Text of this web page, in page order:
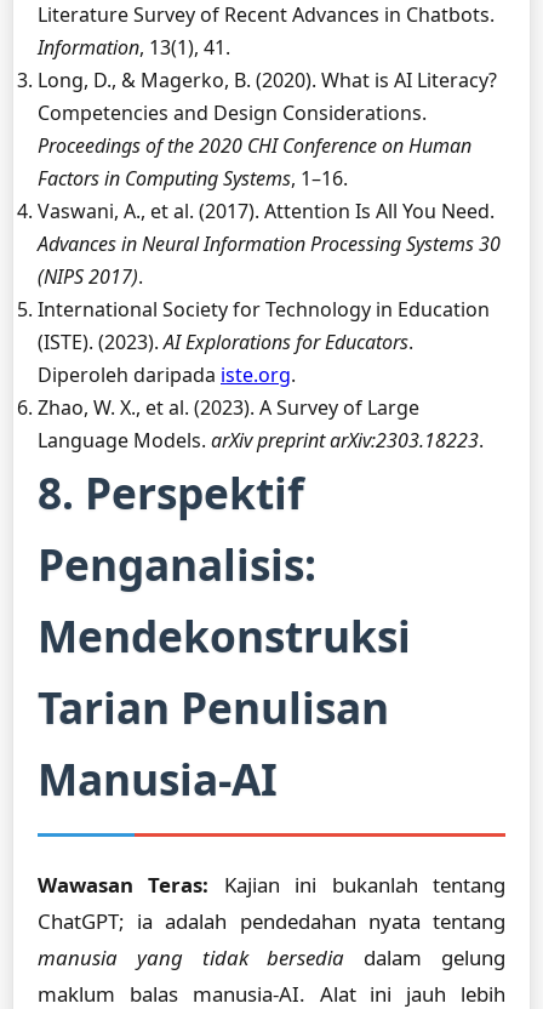
Literature Survey of Recent Advances in Chatbots.
Information, 13(1), 41.
Long, D., & Magerko, B. (2020). What is AI Literacy?
Competencies and Design Considerations.
Proceedings of the 2020 CHI Conference on Human
Factors in Computing Systems, 1–16.
Vaswani, A., et al. (2017). Attention Is All You Need.
Advances in Neural Information Processing Systems 30
(NIPS 2017).
International Society for Technology in Education
(ISTE). (2023).AI Explorations for Educators.
Diperoleh daripada iste.org.
Zhao, W. X., et al. (2023). A Survey of Large
Language Models. arXiv preprint arXiv:2303.18223.
8. Perspektif
Penganalisis:
Mendekonstruksi
Tarian Penulisan
Manusia-AI
Wawasan Teras: Kajian ini bukanlah tentang
ChatGPT; ia adalah pendedahan nyata tentang
manusia yang tidak bersedia dalam gelung
maklum balas manusia-AI. Alat ini jauh lebih